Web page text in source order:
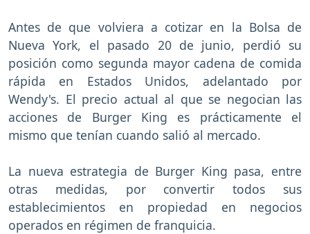
Antes de que volviera a cotizar en la Bolsa de
Nueva York, el pasado 20 de junio, perdió su
posición como segunda mayor cadena de comida
rápida en Estados Unidos, adelantado por
Wendy's. El precio actual al que se negocian las
acciones de Burger King es prácticamente el
mismo que tenían cuando salió al mercado.
La nueva estrategia de Burger King pasa, entre
otras medidas, por convertir todos sus
establecimientos en propiedad en negocios
operados en régimen de franquicia.